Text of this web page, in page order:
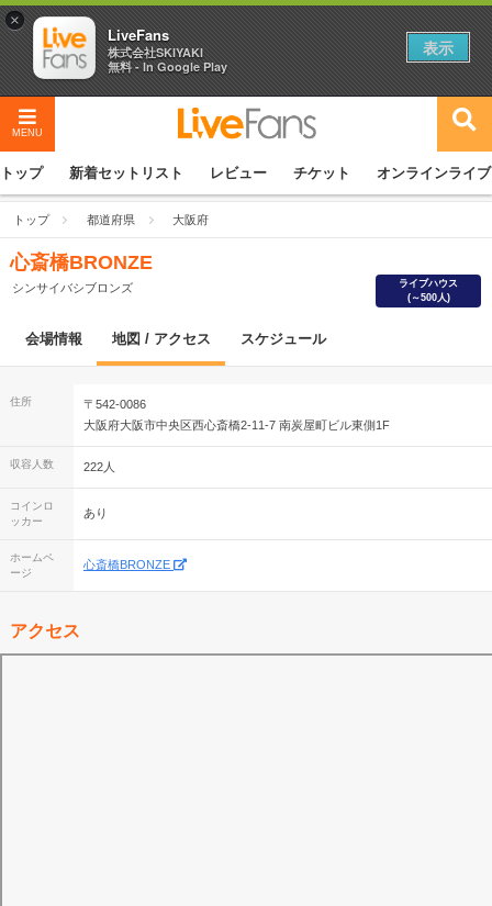
MENU
トップ 新着セットリスト レビュー チケット オンラインライブ
トップ 都道府県 大阪府
心斎橋BRONZE
シンサイバシブロンズ
ライブハウス
(～500人)
会場情報 地図 / アクセス スケジュール
住所
〒542-0086
大阪府大阪市中央区西心斎橋2-11-7 南炭屋町ビル東側1F
収容人数 222人
コインロ
ッカー
あり
ホームペ
ージ
心斎橋BRONZE
アクセス
×
LiveFans
株式会社SKIYAKI
無料 - In Google Play
表示